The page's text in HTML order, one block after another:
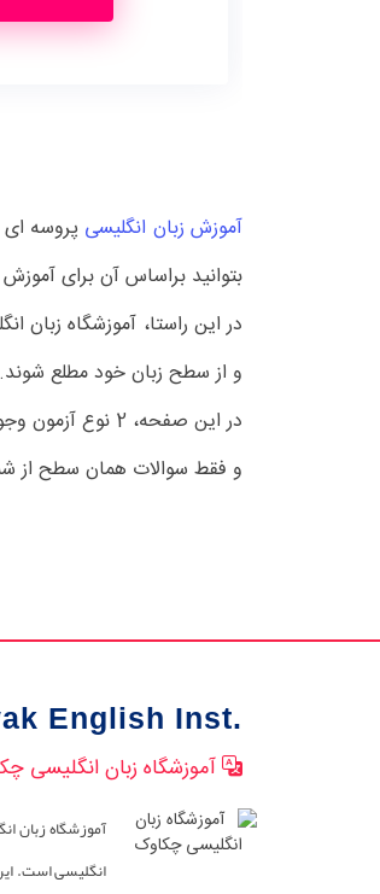
آموزش زبان انگلیسی پروسه ای
بتوانید براساس آن برای
در این راستا، آموزشگاه
و از سطح زبان خود مطلع شوند.
در این صفحه،
و فقط سوالات همان سطح از
English Inst.
آموزشگاه زبان انگلیسی
آموزشگاه زبان